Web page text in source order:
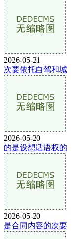
2026-05-21
次要依托自驾和城
2026-05-20
的是设想话语权的
2026-05-20
是合同内容的次要